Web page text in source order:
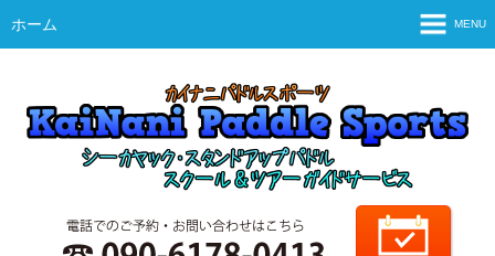
ホーム MENU
ご案内
スタッフ紹介・運営会社
SUPとは？